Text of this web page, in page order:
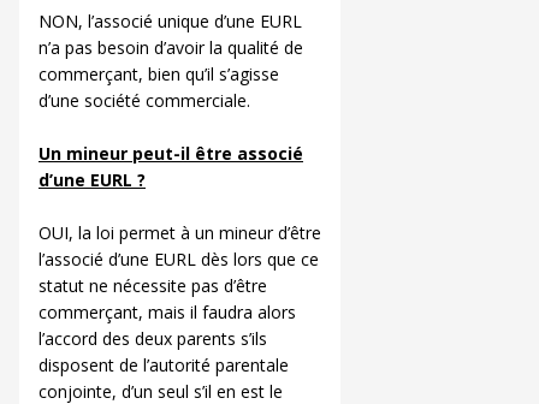
NON, l’associé unique d’une EURL
n’a pas besoin d’avoir la qualité de
commerçant, bien qu’il s’agisse
d’une société commerciale.
Un mineur peut-il être associé
d’une EURL ?
OUI, la loi permet à un mineur d’être
l’associé d’une EURL dès lors que ce
statut ne nécessite pas d’être
commerçant, mais il faudra alors
l’accord des deux parents s’ils
disposent de l’autorité parentale
conjointe, d’un seul s’il en est le